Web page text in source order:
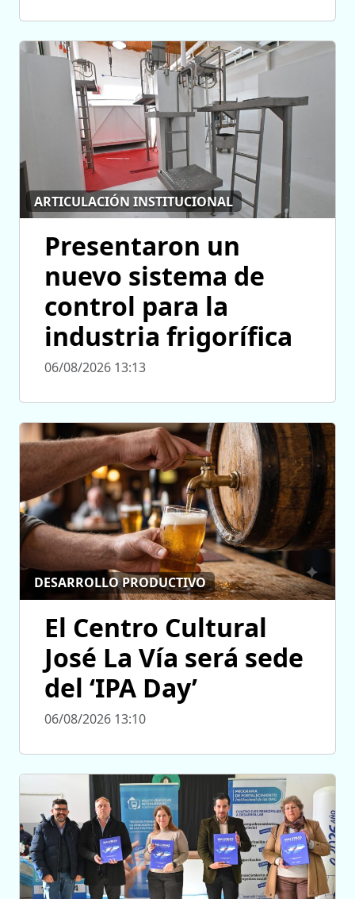
ARTICULACIÓN INSTITUCIONAL
Presentaron un
nuevo sistema de
control para la
industria frigorífica
06/08/2026 13:13
DESARROLLO PRODUCTIVO
El Centro Cultural
José La Vía será sede
del ‘IPA Day’
06/08/2026 13:10